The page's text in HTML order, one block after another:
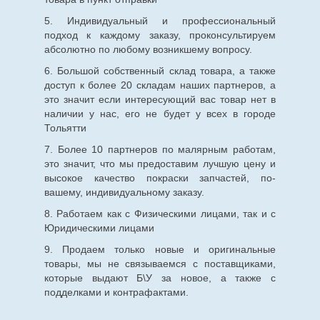
5. Индивидуальный и профессиональный
подход к каждому заказу, проконсультируем
абсолютно по любому возникшему вопросу.
6. Большой собственный склад товара, а также
доступ к более 20 складам наших партнеров, а
это значит если интересующий вас товар нет в
наличии у нас, его не будет у всех в городе
Тольятти
7. Более 10 партнеров по малярным работам,
это значит, что мы предоставим лучшую цену и
высокое качество покраски запчастей, по-
вашему, индивидуальному заказу.
8. Работаем как с Физическими лицами, так и с
Юридическими лицами
9. Продаем только новые и оригинальные
товары, мы не связываемся с поставщиками,
которые выдают Б\У за новое, а также с
подделками и контрафактами.